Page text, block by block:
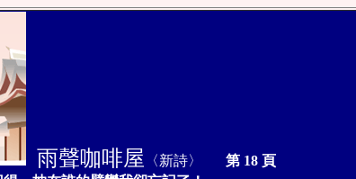
雨聲咖啡屋 〈新詩〉
第 18 頁